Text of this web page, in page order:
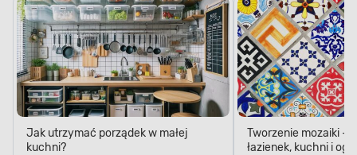
Jak utrzymać porządek w małej
kuchni?
Tworzenie mozaiki -
łazienek, kuchni i